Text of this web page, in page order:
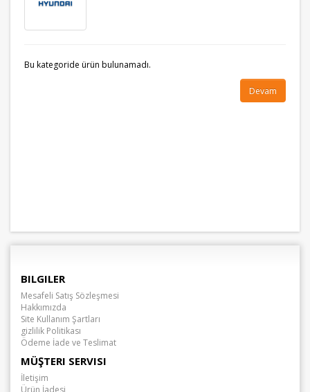
Bu kategoride ürün bulunamadı.
Devam
BILGILER
Mesafeli Satış Sözleşmesi
Hakkımızda
Site Kullanım Şartları
gizlilik Politikası
Ödeme İade ve Teslimat
MÜŞTERI SERVISI
İletişim